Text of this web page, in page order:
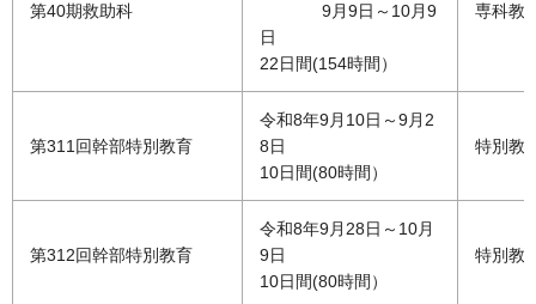
第40期救助科
9月9日～10月9
日
22日間(154時間）
専科教
第311回幹部特別教育
令和8年9月10日～9月2
8日
10日間(80時間）
特別教
第312回幹部特別教育
令和8年9月28日～10月
9日
10日間(80時間）
特別教